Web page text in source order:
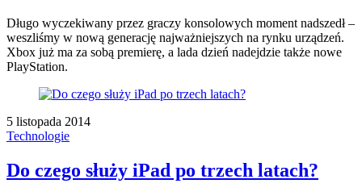
Długo wyczekiwany przez graczy konsolowych moment nadszedł –
weszliśmy w nową generację najważniejszych na rynku urządzeń.
Xbox już ma za sobą premierę, a lada dzień nadejdzie także nowe
PlayStation.
5 listopada 2014
Technologie
Do czego służy iPad po trzech latach?